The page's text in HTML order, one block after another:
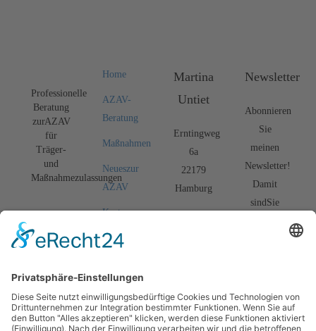
Professionelle
Beratung
zur AZAV
für
Träger-
und
Maßnahmezulassungen
Home
AZAV-
Beratung
Maßnahmen
Neues zur
AZAV
Kosten
senken
TN-
Verwaltung
Team
Martina
Untiet
Erntingweg
6a
22179
Hamburg
667
Newsletter
Abonnieren
Sie
meinen
Newsletter!
Damit
sind Sie
Entwicklungen
zur AZAV